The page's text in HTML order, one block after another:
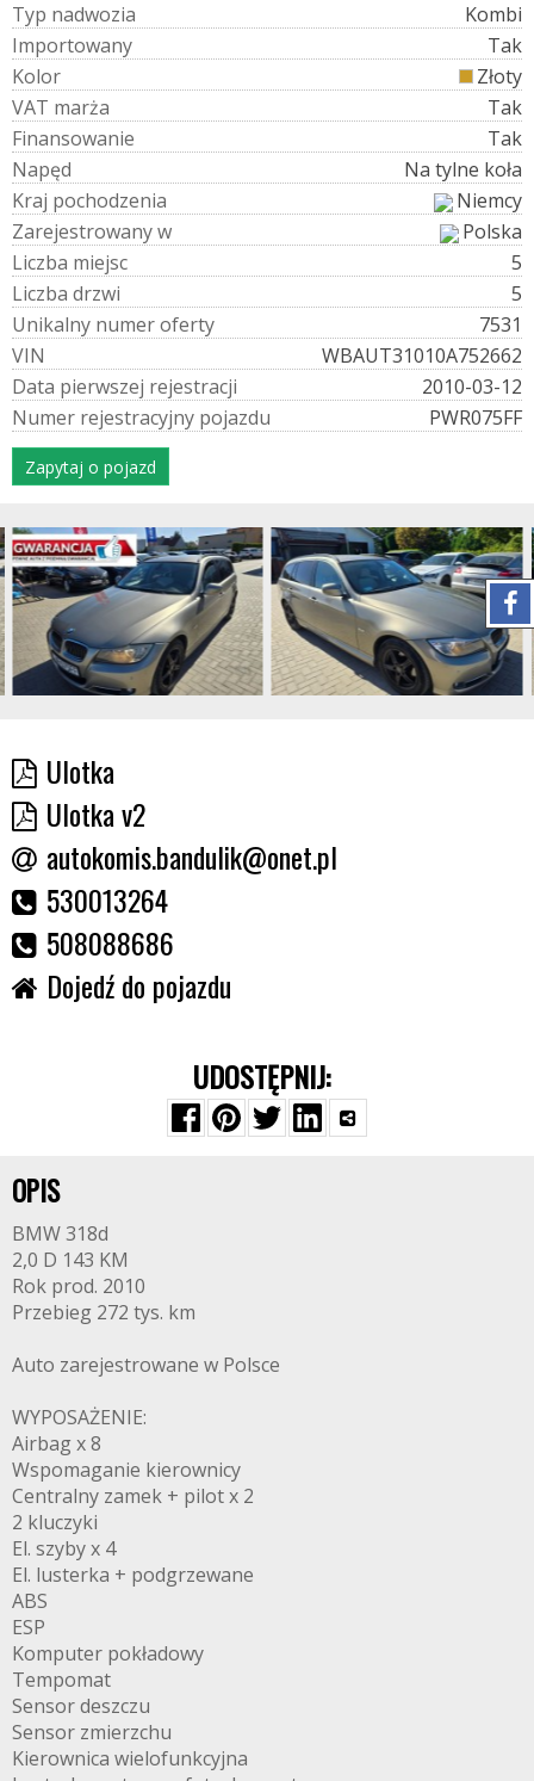
Typ nadwozia
Kombi
Importowany
Tak
Kolor
Złoty
VAT marża
Tak
Finansowanie
Tak
Napęd
Na tylne koła
Kraj pochodzenia
Niemcy
Zarejestrowanyw
Polska
Liczba miejsc
5
Liczba drzwi
5
Unikalny numeroferty
7531
VIN
WBAUT31010A752662
Data pierwszej rejestracji
2010-03-12
Numer rejestracyjny pojazdu PWR075FF
Zapytaj o pojazd
Ulotka
Ulotka v2
autokomis.bandulik@onet.pl
530013264
508088686
Dojedź do pojazdu
UDOSTĘPNIJ:
OPIS
BMW 318d
2,0 D 143 KM
Rok prod. 2010
Przebieg 272 tys. km
Auto zarejestrowane w Polsce
WYPOSAŻENIE:
Airbag x 8
Wspomaganie kierownicy
Centralny zamek + pilot x 2
2 kluczyki
El. szyby x 4
El. lusterka + podgrzewane
ABS
ESP
Komputer pokładowy
Tempomat
Sensor deszczu
Sensor zmierzchu
Kierownica wielofunkcyjna